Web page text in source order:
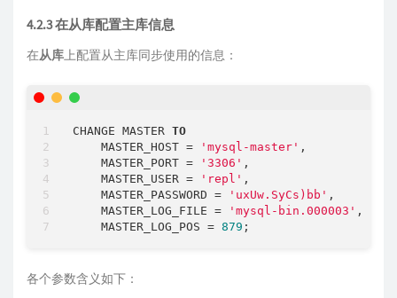
4.2.3 在从库配置主库信息
在从库上配置从主库同步使用的信息：
CHANGE MASTER TO
    MASTER_HOST
= 'mysql-master'
    MASTER_PORT
= '3306' ,
    MASTER_USER
= 'repl' ,
    MASTER_PASSWORD
= 'uxUw.SyCs)bb' ,
    MASTER_LOG_FILE
= 'mysql-bin.000003' ,
    MASTER_LOG_POS
= 879
各个参数含义如下：